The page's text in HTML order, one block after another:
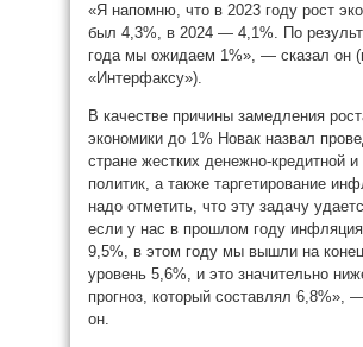
«Я напомню, что в 2023 году рост
был 4,3%, в 2024 — 4,1%. По
года мы ожидаем 1%», — сказал он
«Интерфаксу»).
В качестве причины замедления
экономики до 1% Новак назвал
стране жестких денежно-кредитной
политик, а также таргетирование
надо отметить, что эту задачу
если у нас в прошлом году
9,5%, в этом году мы вышли на
уровень 5,6%, и это значительно
прогноз, который составлял 6,8%»,
он.